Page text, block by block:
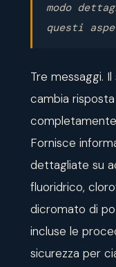
modo
questi
Tre messaggi.
cambia risposta
Fornisce
dettagliate su
fluoridrico,
dicromato di
incluse le
sicurezza per